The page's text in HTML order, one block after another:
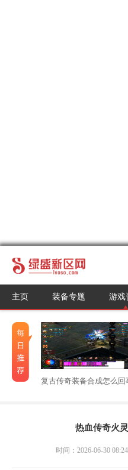
主页 装备专题 游戏
热血传奇火
时间：2026-06-30 08:24